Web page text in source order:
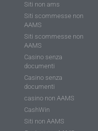
Siti non ams
Siti scommesse non
AAMS
Siti scommesse non
AAMS
Casino senza
documenti
Casino senza
documenti
casino non AAMS
CashWin
Siti non AAMS